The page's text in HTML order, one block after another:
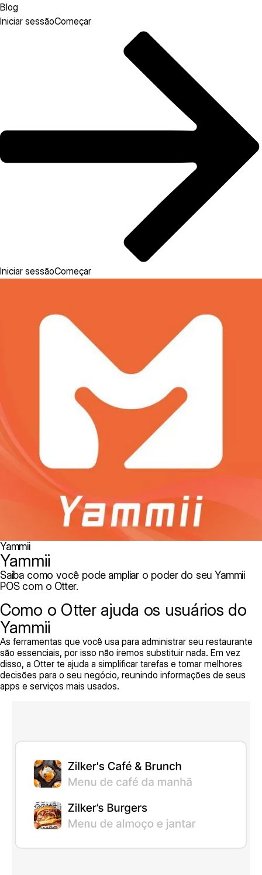
Blog
Iniciar sessãoComeçar
Iniciar sessãoComeçar
Yammii
Yammii
Saiba como você pode ampliar o poder do seu Yammii
POS com o Otter.
Como o Otter ajuda os usuários do
Yammii
As ferramentas que você usa para administrar seu restaurante
são essenciais, por isso não iremos substituir nada. Em vez
disso, a Otter te ajuda a simplificar tarefas e tomar melhores
decisões para o seu negócio, reunindo informações de seus
apps e serviços mais usados.